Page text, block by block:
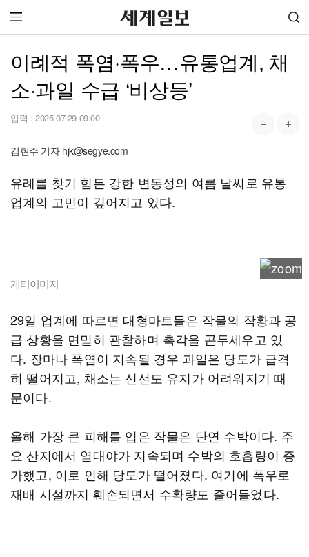
이례적 폭염·폭우…유통업계, 채
소·과일 수급 ‘비상등’
입력 : 2025-07-29 09:00
김현주 기자 hjk@segye.com
유례를 찾기 힘든 강한 변동성의 여름 날씨로 유통
업계의 고민이 깊어지고 있다.
게티이미지
29일 업계에 따르면 대형마트들은 작물의 작황과 공
급 상황을 면밀히 관찰하며 촉각을 곤두세우고 있
다. 장마나 폭염이 지속될 경우 과일은 당도가 급격
히 떨어지고, 채소는 신선도 유지가 어려워지기 때
문이다.
올해 가장 큰 피해를 입은 작물은 단연 수박이다. 주
요 산지에서 열대야가 지속되며 수박의 호흡량이 증
가했고, 이로 인해 당도가 떨어졌다. 여기에 폭우로
재배 시설까지 훼손되면서 수확량도 줄어들었다.